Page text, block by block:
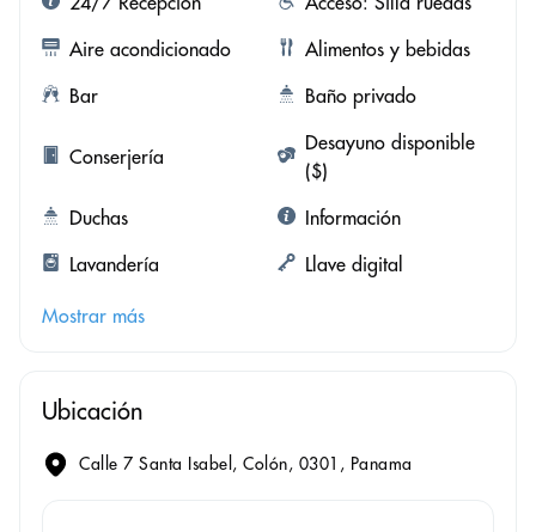
Aire acondicionado
Alimentos y bebidas
Bar
Baño privado
Conserjería
Desayuno disponible
($)
Duchas
Información
Lavandería
Llave digital
Mostrar más
Ubicación
Calle 7 Santa Isabel, Colón, 0301, Panama